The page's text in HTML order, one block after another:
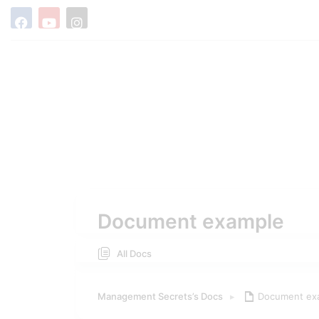
Document example
All Docs
Management Secrets’s Docs ▸ Document